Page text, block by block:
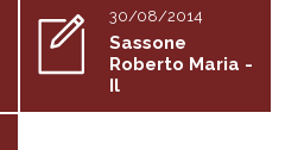
30/08/2014
Sassone
Roberto Maria -
Il
Funzionalismo...